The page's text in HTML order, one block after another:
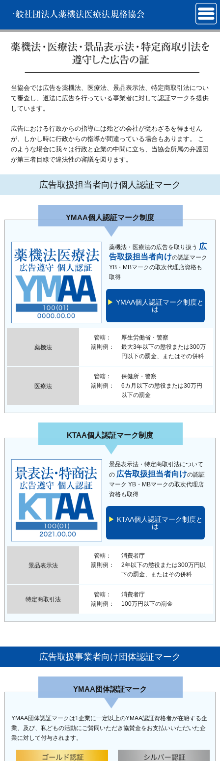
当協会では広告を薬機法、医療法、景品表示法、特定商取引法につい
て審査し、遵法に広告を行っている事業者に対して認証マークを提供
しています。
広告における行政からの指導には殆どの会社が従わざるを得ません
が、しかし時に行政からの指導が間違っている場合もあります。 こ
のような場合に我々は行政と企業の中間に立ち、当協会所属の弁護団
が第三者目線で違法性の審議を図ります。
広告取扱担当者向け個人認証マーク
YMAA個人認証マーク制度
薬機法・医療法の広告を取り扱う 広
告取扱担当者向けの認証マーク
YB・MBマークの取次代理店資格も
取得
YMAA個人認証マーク制度と
は
薬機法
管轄
厚生労働省・警察
罰則例
最大3年以下の懲役または300万
円以下の罰金、またはその併科
医療法
管轄
保健所・警察
罰則例
6カ月以下の懲役または30万円
以下の罰金
KTAA個人認証マーク制度
景品表示法・特定商取引法について
の 広告取扱担当者向けの認証
マーク YB・MBマークの取次代理店
資格も取得
KTAA個人認証マーク制度と
は
景品表示法
管轄
消費者庁
罰則例
2年以下の懲役または300万円以
下の罰金、またはその併科
特定商取引法
管轄
消費者庁
罰則例
100万円以下の罰金
広告取扱事業者向け団体認証マーク
YMAA団体認証マーク
YMAA団体認証マークは1企業に一定以上のYMAA認証資格者が在籍する企
業、及び、私どもの活動にご賛同いただき協賛金をお支払いいただいた企
業に対して付与されます。